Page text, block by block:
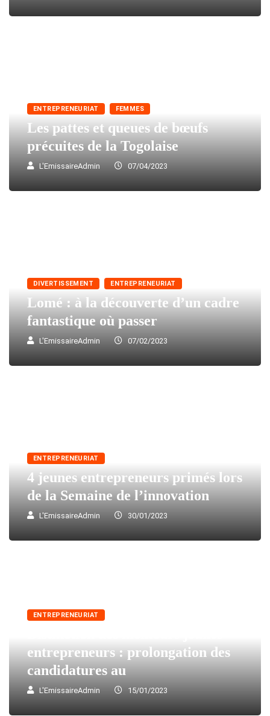
ENTREPRENEURIAT FEMMES
Les pattes et queues de bœufs
précuites de la Togolaise
L'EmissaireAdmin 07/04/2023
DIVERTISSEMENT ENTREPRENEURIAT
Lomé : à la découverte d’un cadre
fantastique où passer
L'EmissaireAdmin 07/02/2023
ENTREPRENEURIAT
4 jeunes entrepreneurs primés lors
de la Semaine de l’innovation
L'EmissaireAdmin 30/01/2023
ENTREPRENEURIAT
entrepreneurs : prolongation des
candidatures au
L'EmissaireAdmin 15/01/2023